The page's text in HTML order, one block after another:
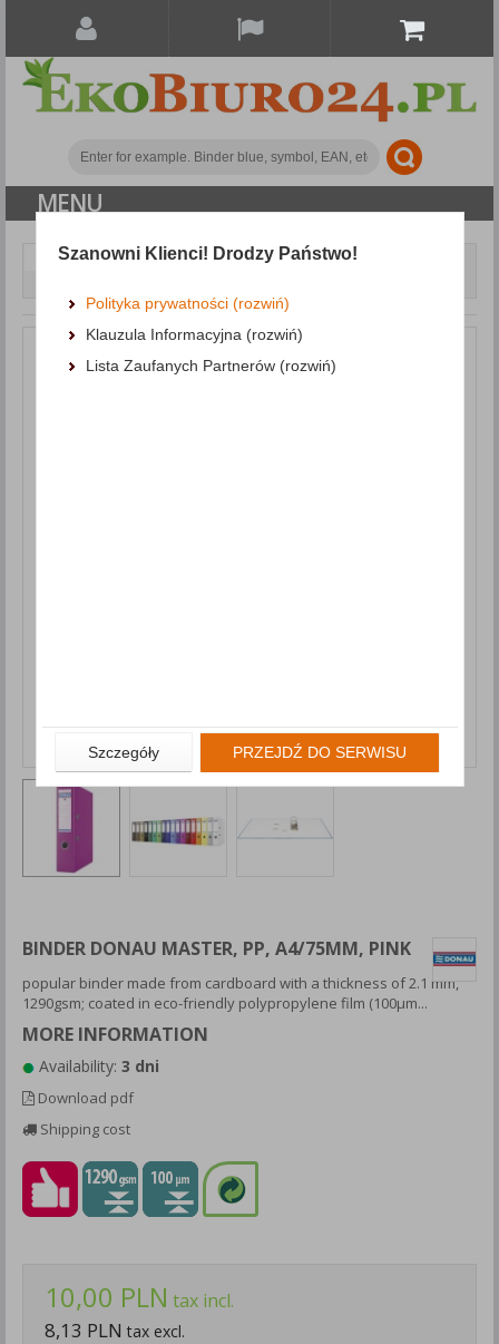
MENU
Document archiving
Polypropylene binders
BINDER DONAU MASTER, PP, A4/75MM, PINK
popular binder made from cardboard with a thickness of 2.1 mm,
1290gsm; coated in eco-friendly polypropylene film (100μm...
MORE INFORMATION
Availability: 3 dni
Download pdf
Shipping cost
10,00 PLN tax incl.
8,13 PLN tax excl.
Szanowni Klienci! Drodzy Państwo!
Polityka prywatności (rozwiń)
Klauzula Informacyjna (rozwiń)
Lista Zaufanych Partnerów (rozwiń)
Szczegóły PRZEJDŹ DO SERWISU